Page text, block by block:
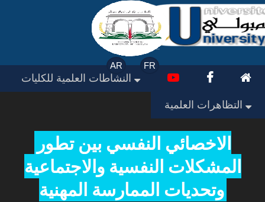
AR FR
الاخصائي النفسي بين تطور
المشكلات النفسية والاجتماعية
وتحديات الممارسة المهنية